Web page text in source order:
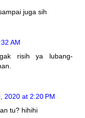
juga sih
AM
risih ya lubang-
2020 at 2:20 PM
tu? hihihi